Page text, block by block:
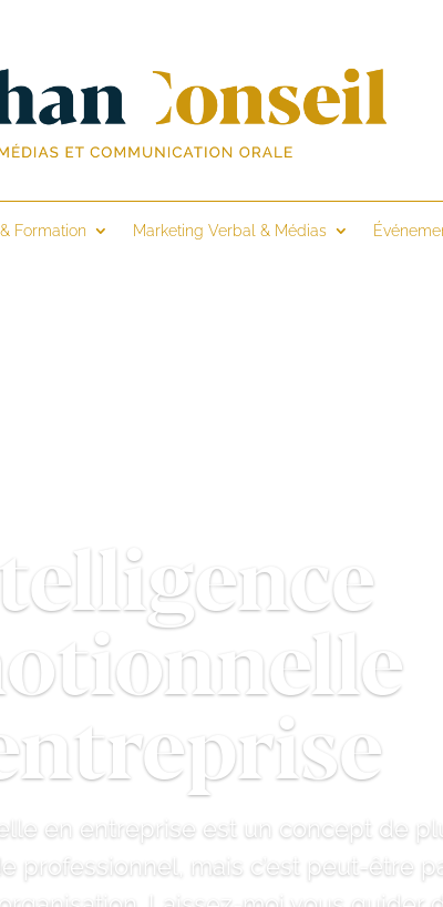
Formation Marketing Verbal & Médias
en entreprise est un concept de
professionnel, mais c’est peut-être